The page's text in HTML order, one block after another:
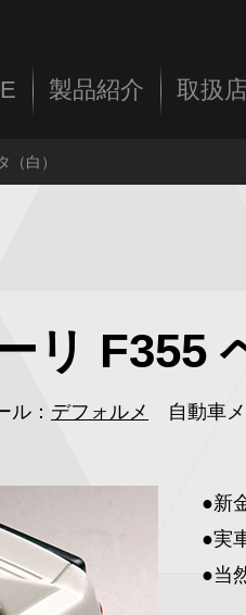
製品紹介 取扱
白）
リ F355
ル： デフォルメ 自動車
●新
●実
●当